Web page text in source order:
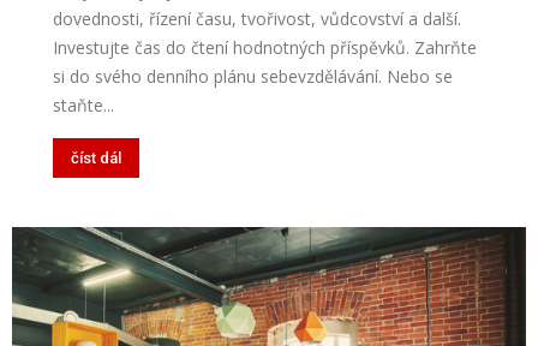
dovednosti, řízení času, tvořivost, vůdcovství a další.
Investujte čas do čtení hodnotných příspěvků. Zahrňte
si do svého denního plánu sebevzdělávání. Nebo se
staňte...
číst dál